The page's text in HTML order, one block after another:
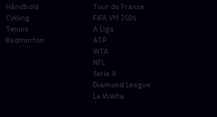
Håndbold
Cykling
Tennis
Badminton
Tour de France
FIFA VM 2026
A Liga
ATP
WTA
NFL
Serie A
Diamond League
La Vuelta